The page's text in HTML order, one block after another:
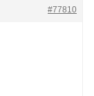
#77810